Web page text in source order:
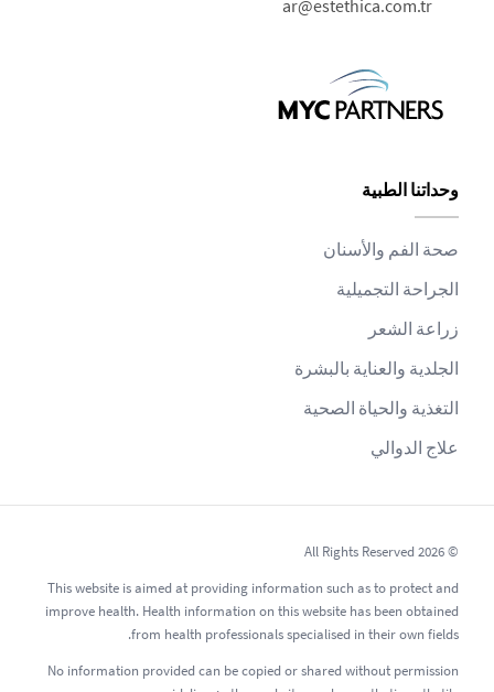
ar@estethica.com.tr
وحداتنا الطبية
صحة الفم والأسنان
الجراحة التجميلية
زراعة الشعر
الجلدية والعناية بالبشرة
التغذية والحياة الصحية
علاج الدوالي
© 2026 All Rights Reserved
This website is aimed at providing information such as to protect and
improve health. Health information on this website has been obtained
from health professionals specialised in their own fields.
No information provided can be copied or shared without permission